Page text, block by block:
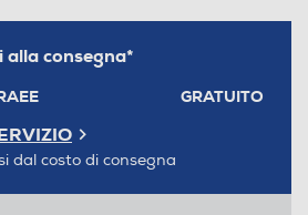
consegna*
GRATUITO
dal costo di consegna